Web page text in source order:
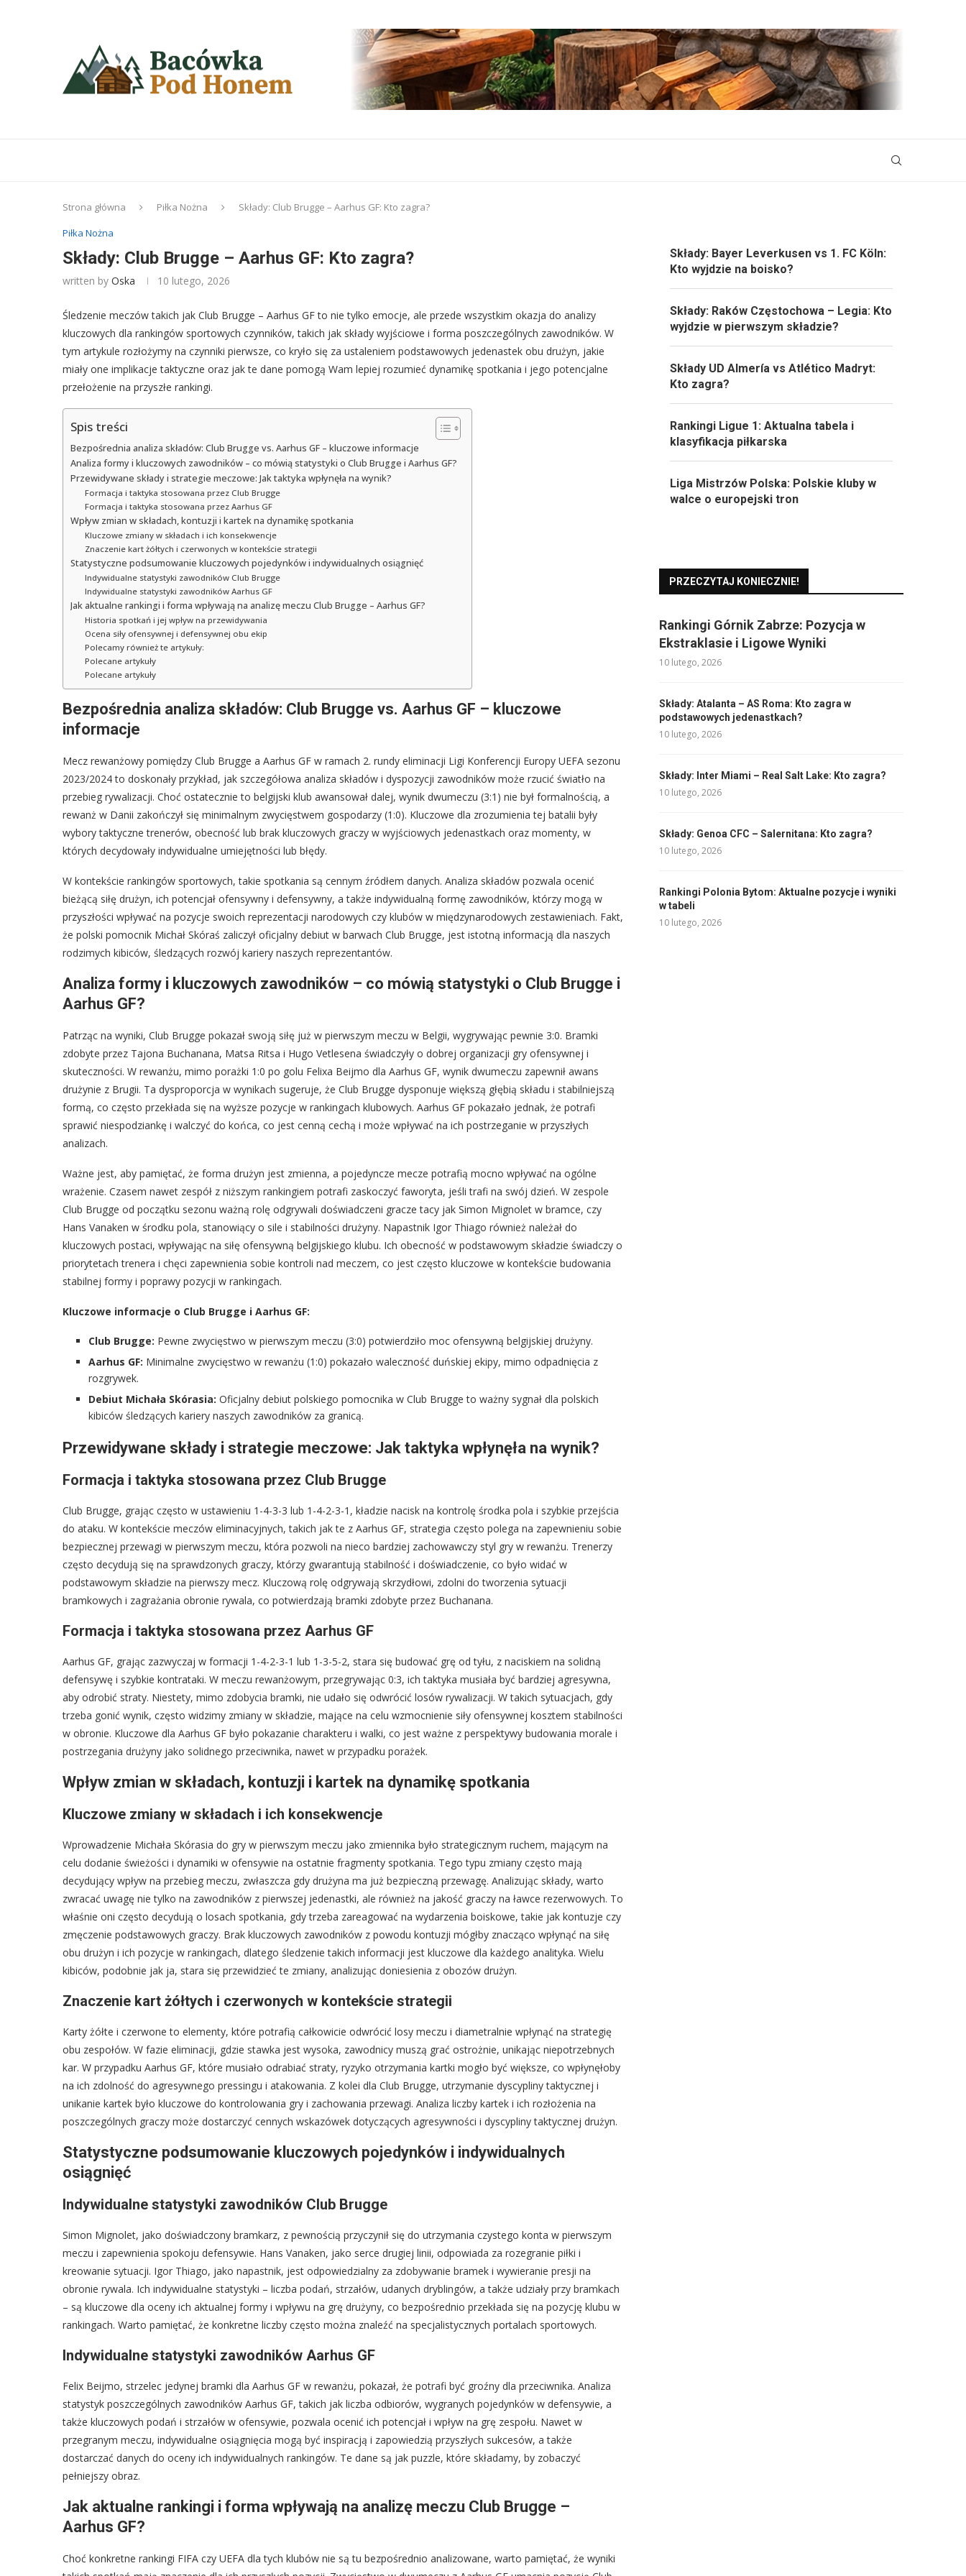
Strona główna Piłka Nożna
Składy: Club Brugge – Aarhus GF: Kto zagra?
Piłka Nożna
Składy: Club Brugge – Aarhus GF: Kto zagra?
written by Oska 10 lutego, 2026
Śledzenie meczów takich jak Club Brugge – Aarhus GF to nie tylko emocje, ale przede wszystkim okazja do analizy
kluczowych dla rankingów sportowych czynników, takich jak składy wyjściowe i forma poszczególnych zawodników. W
tym artykule rozłożymy na czynniki pierwsze, co kryło się za ustaleniem podstawowych jedenastek obu drużyn, jakie
miały one implikacje taktyczne oraz jak te dane pomogą Wam lepiej rozumieć dynamikę spotkania i jego potencjalne
przełożenie na przyszłe rankingi.
Spis treści
Bezpośrednia analiza składów: Club Brugge vs. Aarhus GF – kluczowe informacje
Analiza formy i kluczowych zawodników – co mówią statystyki o Club Brugge i Aarhus GF?
Przewidywane składy i strategie meczowe: Jak taktyka wpłynęła na wynik?
Formacja i taktyka stosowana przez Club Brugge
Formacja i taktyka stosowana przez Aarhus GF
Wpływ zmian w składach, kontuzji i kartek na dynamikę spotkania
Kluczowe zmiany w składach i ich konsekwencje
Znaczenie kart żółtych i czerwonych w kontekście strategii
Statystyczne podsumowanie kluczowych pojedynków i indywidualnych osiągnięć
Indywidualne statystyki zawodników Club Brugge
Indywidualne statystyki zawodników Aarhus GF
Jak aktualne rankingi i forma wpływają na analizę meczu Club Brugge – Aarhus GF?
Historia spotkań i jej wpływ na przewidywania
Ocena siły ofensywnej i defensywnej obu ekip
Polecamy również te artykuły:
Polecane artykuły
Polecane artykuły
Bezpośrednia analiza składów: Club Brugge vs. Aarhus GF – kluczowe
informacje
Mecz rewanżowy pomiędzy Club Brugge a Aarhus GF w ramach 2. rundy eliminacji Ligi Konferencji Europy UEFA sezonu
2023/2024 to doskonały przykład, jak szczegółowa analiza składów i dyspozycji zawodników może rzucić światło na
przebieg rywalizacji. Choć ostatecznie to belgijski klub awansował dalej, wynik dwumeczu (3:1) nie był formalnością, a
rewanż w Danii zakończył się minimalnym zwycięstwem gospodarzy (1:0). Kluczowe dla zrozumienia tej batalii były
wybory taktyczne trenerów, obecność lub brak kluczowych graczy w wyjściowych jedenastkach oraz momenty, w
których decydowały indywidualne umiejętności lub błędy.
W kontekście rankingów sportowych, takie spotkania są cennym źródłem danych. Analiza składów pozwala ocenić
bieżącą siłę drużyn, ich potencjał ofensywny i defensywny, a także indywidualną formę zawodników, którzy mogą w
przyszłości wpływać na pozycje swoich reprezentacji narodowych czy klubów w międzynarodowych zestawieniach. Fakt,
że polski pomocnik Michał Skóraś zaliczył oficjalny debiut w barwach Club Brugge, jest istotną informacją dla naszych
rodzimych kibiców, śledzących rozwój kariery naszych reprezentantów.
Analiza formy i kluczowych zawodników – co mówią statystyki o Club Brugge i
Aarhus GF?
Patrząc na wyniki, Club Brugge pokazał swoją siłę już w pierwszym meczu w Belgii, wygrywając pewnie 3:0. Bramki
zdobyte przez Tajona Buchanana, Matsa Ritsa i Hugo Vetlesena świadczyły o dobrej organizacji gry ofensywnej i
skuteczności. W rewanżu, mimo porażki 1:0 po golu Felixa Beijmo dla Aarhus GF, wynik dwumeczu zapewnił awans
drużynie z Brugii. Ta dysproporcja w wynikach sugeruje, że Club Brugge dysponuje większą głębią składu i stabilniejszą
formą, co często przekłada się na wyższe pozycje w rankingach klubowych. Aarhus GF pokazało jednak, że potrafi
sprawić niespodziankę i walczyć do końca, co jest cenną cechą i może wpływać na ich postrzeganie w przyszłych
analizach.
Ważne jest, aby pamiętać, że forma drużyn jest zmienna, a pojedyncze mecze potrafią mocno wpływać na ogólne
wrażenie. Czasem nawet zespół z niższym rankingiem potrafi zaskoczyć faworyta, jeśli trafi na swój dzień. W zespole
Club Brugge od początku sezonu ważną rolę odgrywali doświadczeni gracze tacy jak Simon Mignolet w bramce, czy
Hans Vanaken w środku pola, stanowiący o sile i stabilności drużyny. Napastnik Igor Thiago również należał do
kluczowych postaci, wpływając na siłę ofensywną belgijskiego klubu. Ich obecność w podstawowym składzie świadczy o
priorytetach trenera i chęci zapewnienia sobie kontroli nad meczem, co jest często kluczowe w kontekście budowania
stabilnej formy i poprawy pozycji w rankingach.
Kluczowe informacje o Club Brugge i Aarhus GF:
Club Brugge: Pewne zwycięstwo w pierwszym meczu (3:0) potwierdziło moc ofensywną belgijskiej drużyny.
Aarhus GF: Minimalne zwycięstwo w rewanżu (1:0) pokazało waleczność duńskiej ekipy, mimo odpadnięcia z
rozgrywek.
Debiut Michała Skórasia: Oficjalny debiut polskiego pomocnika w Club Brugge to ważny sygnał dla polskich
kibiców śledzących kariery naszych zawodników za granicą.
Przewidywane składy i strategie meczowe: Jak taktyka wpłynęła na wynik?
Formacja i taktyka stosowana przez Club Brugge
Club Brugge, grając często w ustawieniu 1-4-3-3 lub 1-4-2-3-1, kładzie nacisk na kontrolę środka pola i szybkie przejścia
do ataku. W kontekście meczów eliminacyjnych, takich jak te z Aarhus GF, strategia często polega na zapewnieniu sobie
bezpiecznej przewagi w pierwszym meczu, która pozwoli na nieco bardziej zachowawczy styl gry w rewanżu. Trenerzy
często decydują się na sprawdzonych graczy, którzy gwarantują stabilność i doświadczenie, co było widać w
podstawowym składzie na pierwszy mecz. Kluczową rolę odgrywają skrzydłowi, zdolni do tworzenia sytuacji
bramkowych i zagrażania obronie rywala, co potwierdzają bramki zdobyte przez Buchanana.
Formacja i taktyka stosowana przez Aarhus GF
Aarhus GF, grając zazwyczaj w formacji 1-4-2-3-1 lub 1-3-5-2, stara się budować grę od tyłu, z naciskiem na solidną
defensywę i szybkie kontrataki. W meczu rewanżowym, przegrywając 0:3, ich taktyka musiała być bardziej agresywna,
aby odrobić straty. Niestety, mimo zdobycia bramki, nie udało się odwrócić losów rywalizacji. W takich sytuacjach, gdy
trzeba gonić wynik, często widzimy zmiany w składzie, mające na celu wzmocnienie siły ofensywnej kosztem stabilności
w obronie. Kluczowe dla Aarhus GF było pokazanie charakteru i walki, co jest ważne z perspektywy budowania morale i
postrzegania drużyny jako solidnego przeciwnika, nawet w przypadku porażek.
Wpływ zmian w składach, kontuzji i kartek na dynamikę spotkania
Kluczowe zmiany w składach i ich konsekwencje
Wprowadzenie Michała Skórasia do gry w pierwszym meczu jako zmiennika było strategicznym ruchem, mającym na
celu dodanie świeżości i dynamiki w ofensywie na ostatnie fragmenty spotkania. Tego typu zmiany często mają
decydujący wpływ na przebieg meczu, zwłaszcza gdy drużyna ma już bezpieczną przewagę. Analizując składy, warto
zwracać uwagę nie tylko na zawodników z pierwszej jedenastki, ale również na jakość graczy na ławce rezerwowych. To
właśnie oni często decydują o losach spotkania, gdy trzeba zareagować na wydarzenia boiskowe, takie jak kontuzje czy
zmęczenie podstawowych graczy. Brak kluczowych zawodników z powodu kontuzji mógłby znacząco wpłynąć na siłę
obu drużyn i ich pozycje w rankingach, dlatego śledzenie takich informacji jest kluczowe dla każdego analityka. Wielu
kibiców, podobnie jak ja, stara się przewidzieć te zmiany, analizując doniesienia z obozów drużyn.
Znaczenie kart żółtych i czerwonych w kontekście strategii
Karty żółte i czerwone to elementy, które potrafią całkowicie odwrócić losy meczu i diametralnie wpłynąć na strategię
obu zespołów. W fazie eliminacji, gdzie stawka jest wysoka, zawodnicy muszą grać ostrożnie, unikając niepotrzebnych
kar. W przypadku Aarhus GF, które musiało odrabiać straty, ryzyko otrzymania kartki mogło być większe, co wpłynęłoby
na ich zdolność do agresywnego pressingu i atakowania. Z kolei dla Club Brugge, utrzymanie dyscypliny taktycznej i
unikanie kartek było kluczowe do kontrolowania gry i zachowania przewagi. Analiza liczby kartek i ich rozłożenia na
poszczególnych graczy może dostarczyć cennych wskazówek dotyczących agresywności i dyscypliny taktycznej drużyn.
Statystyczne podsumowanie kluczowych pojedynków i indywidualnych
osiągnięć
Indywidualne statystyki zawodników Club Brugge
Simon Mignolet, jako doświadczony bramkarz, z pewnością przyczynił się do utrzymania czystego konta w pierwszym
meczu i zapewnienia spokoju defensywie. Hans Vanaken, jako serce drugiej linii, odpowiada za rozegranie piłki i
kreowanie sytuacji. Igor Thiago, jako napastnik, jest odpowiedzialny za zdobywanie bramek i wywieranie presji na
obronie rywala. Ich indywidualne statystyki – liczba podań, strzałów, udanych dryblingów, a także udziały przy bramkach
– są kluczowe dla oceny ich aktualnej formy i wpływu na grę drużyny, co bezpośrednio przekłada się na pozycję klubu w
rankingach. Warto pamiętać, że konkretne liczby często można znaleźć na specjalistycznych portalach sportowych.
Indywidualne statystyki zawodników Aarhus GF
Felix Beijmo, strzelec jedynej bramki dla Aarhus GF w rewanżu, pokazał, że potrafi być groźny dla przeciwnika. Analiza
statystyk poszczególnych zawodników Aarhus GF, takich jak liczba odbiorów, wygranych pojedynków w defensywie, a
także kluczowych podań i strzałów w ofensywie, pozwala ocenić ich potencjał i wpływ na grę zespołu. Nawet w
przegranym meczu, indywidualne osiągnięcia mogą być inspiracją i zapowiedzią przyszłych sukcesów, a także
dostarczać danych do oceny ich indywidualnych rankingów. Te dane są jak puzzle, które składamy, by zobaczyć
pełniejszy obraz.
Jak aktualne rankingi i forma wpływają na analizę meczu Club Brugge –
Aarhus GF?
Choć konkretne rankingi FIFA czy UEFA dla tych klubów nie są tu bezpośrednio analizowane, warto pamiętać, że wyniki
Składy: Bayer Leverkusen vs 1. FC Köln:
Kto wyjdzie na boisko?
Składy: Raków Częstochowa – Legia: Kto
wyjdzie w pierwszym składzie?
Składy UD Almería vs Atlético Madryt:
Kto zagra?
Rankingi Ligue 1: Aktualna tabela i
klasyfikacja piłkarska
Liga Mistrzów Polska: Polskie kluby w
walce o europejski tron
PRZECZYTAJ KONIECZNIE!
Rankingi Górnik Zabrze: Pozycja w
Ekstraklasie i Ligowe Wyniki
10 lutego, 2026
Składy: Atalanta – AS Roma: Kto zagra w
podstawowych jedenastkach?
10 lutego, 2026
Składy: Inter Miami – Real Salt Lake: Kto zagra?
10 lutego, 2026
Składy: Genoa CFC – Salernitana: Kto zagra?
10 lutego, 2026
Rankingi Polonia Bytom: Aktualne pozycje i wyniki
w tabeli
10 lutego, 2026